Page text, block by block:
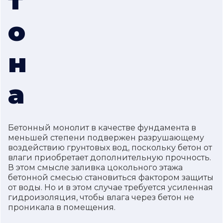
о
н
а
Бетонный монолит в качестве фундамента в
меньшей степени подвержен разрушающему
воздействию грунтовых вод, поскольку бетон от
влаги приобретает дополнительную прочность.
В этом смысле заливка цокольного этажа
бетонной смесью становиться фактором защиты
от воды. Но и в этом случае требуется усиленная
гидроизоляция, чтобы влага через бетон не
проникала в помещения.